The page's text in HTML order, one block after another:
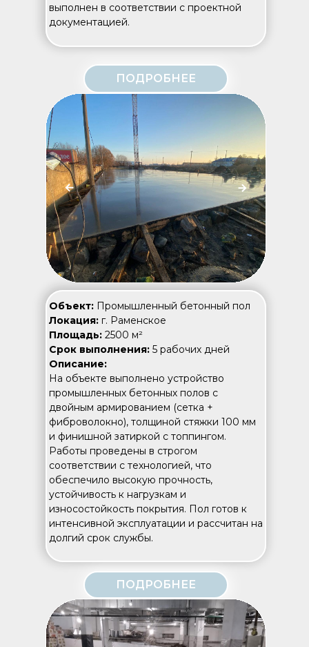
выполнен в соответствии с проектной
документацией.
ПОДРОБНЕЕ
Объект: Промышленный бетонный пол
Локация: г. Раменское
Площадь: 2500 м²
Срок выполнения: 5 рабочих дней
Описание:
На объекте выполнено устройство
промышленных бетонных полов с
двойным армированием (сетка +
фиброволокно), толщиной стяжки 100 мм
и финишной затиркой с топпингом.
Работы проведены в строгом
соответствии с технологией, что
обеспечило высокую прочность,
устойчивость к нагрузкам и
износостойкость покрытия. Пол готов к
интенсивной эксплуатации и рассчитан на
долгий срок службы.
ПОДРОБНЕЕ